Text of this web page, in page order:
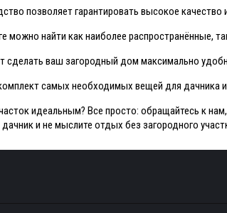
позволяет гарантировать высокое
можно найти как наиболее распространённые,
сделать ваш загородный дом максимально
самых необходимых вещей для дачника
идеальным? Все просто: обращайтесь к
и не мыслите отдых без загородного